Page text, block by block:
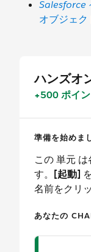
Salesforce
オブジェク
ハンズオ
+500 ポイン
準備を始めま
この 単元
す。
[起動]
名前をクリ
あなたの